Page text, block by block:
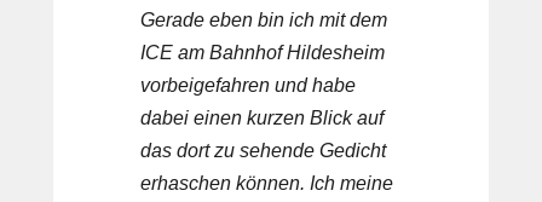
Gerade eben bin ich mit dem
ICE am Bahnhof Hildesheim
vorbeigefahren und habe
dabei einen kurzen Blick auf
das dort zu sehende Gedicht
erhaschen können. Ich meine